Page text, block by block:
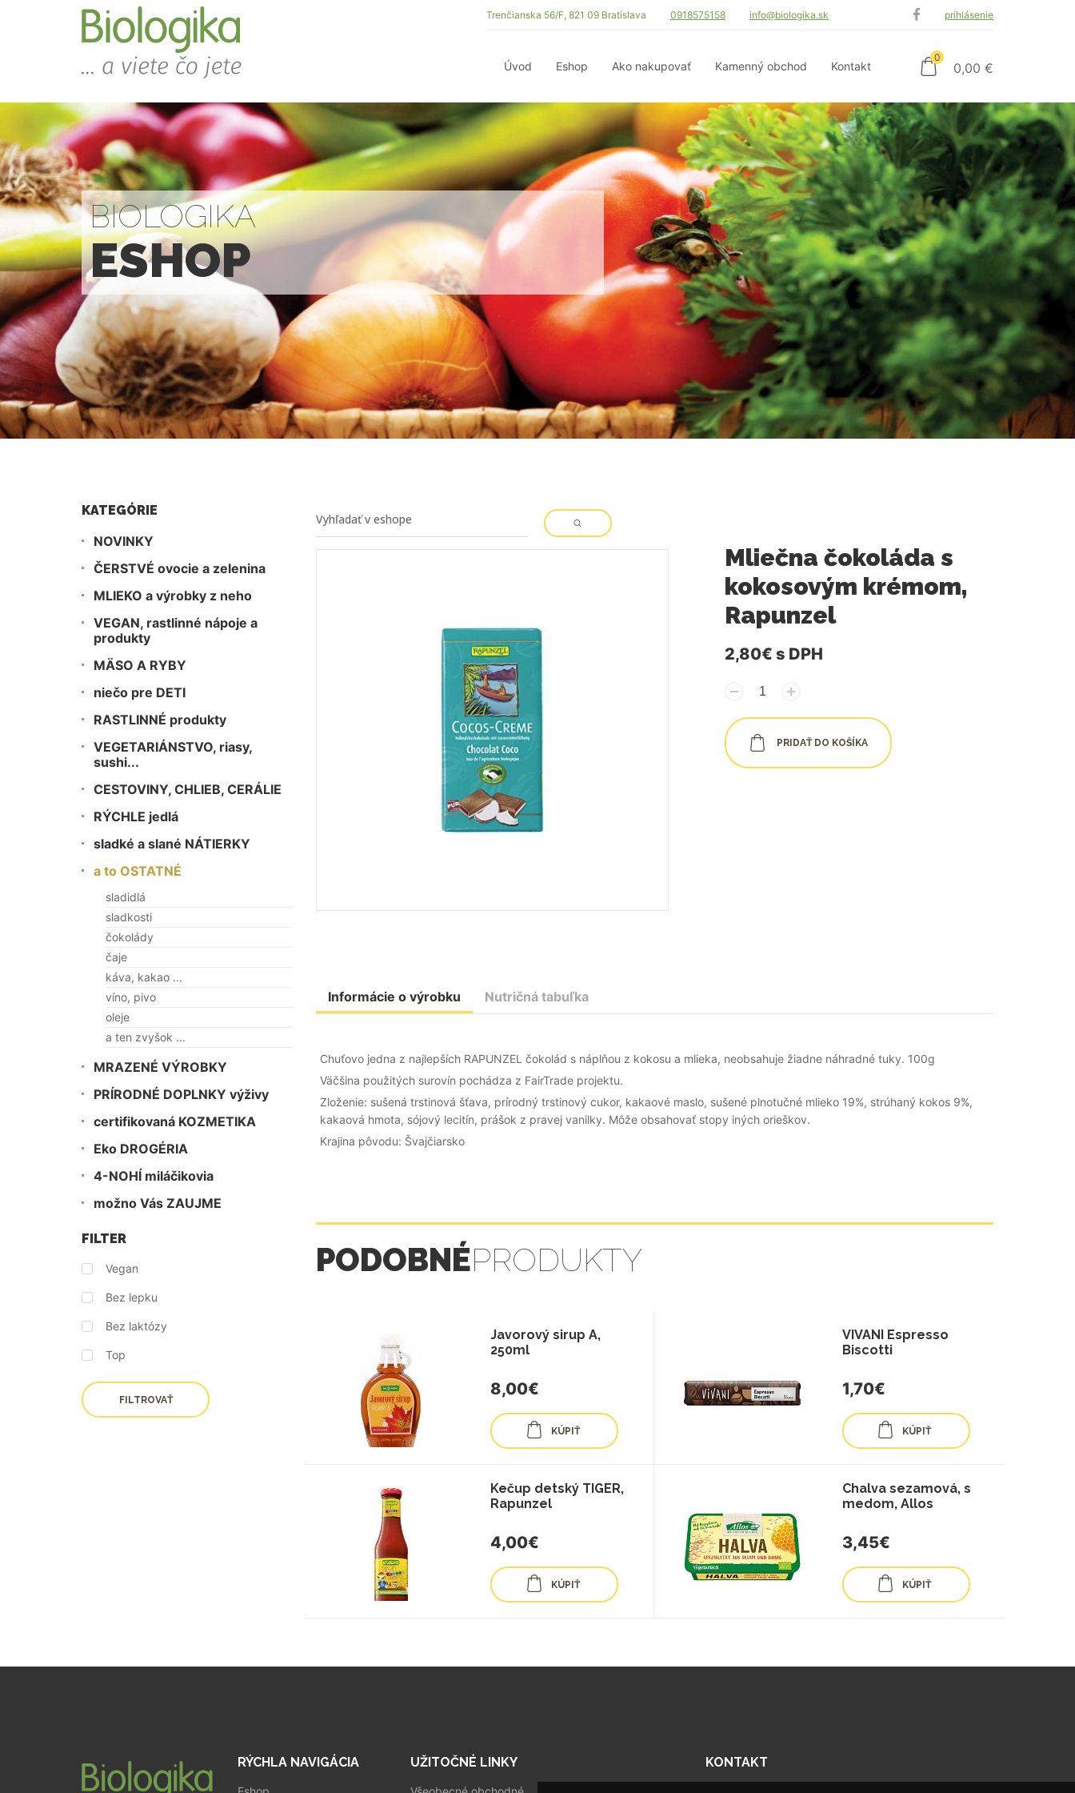
Úvod Eshop Ako nakupovať Kamenný obchod Kontakt
0
0,00 €
Trenčianska 56/F, 821 09 Bratislava 0918575158 info@biologika.sk prihlásenie
BIOLOGIKA
ESHOP
KATEGÓRIE
NOVINKY
ČERSTVÉ ovocie a zelenina
MLIEKO a výrobky z neho
VEGAN, rastlinné nápoje a
produkty
MÄSO A RYBY
niečo pre DETI
RASTLINNÉ produkty
VEGETARIÁNSTVO, riasy,
sushi...
CESTOVINY, CHLIEB, CERÁLIE
RÝCHLE jedlá
sladké a slané NÁTIERKY
a to OSTATNÉ
sladidlá
sladkosti
čokolády
čaje
káva, kakao ...
víno, pivo
oleje
a ten zvyšok ...
MRAZENÉ VÝROBKY
PRÍRODNÉ DOPLNKY výživy
certifikovaná KOZMETIKA
Eko DROGÉRIA
4-NOHÍ miláčikovia
možno Vás ZAUJME
FILTER
Vegan
Bez lepku
Bez laktózy
Top
FILTROVAŤ
Mliečna čokoláda s
kokosovým krémom,
Rapunzel
2,80€s DPH
PRIDAŤ DO KOŠÍKA
Informácie o výrobku Nutričná tabuľka
Chuťovo jedna z najlepších RAPUNZEL čokolád s náplňou z kokosu a mlieka, neobsahuje žiadne náhradné tuky. 100g
Väčšina použitých surovín pochádza z FairTrade projektu.
Zloženie: sušená trstinová šťava, prírodný trstinový cukor, kakaové maslo, sušené plnotučné mlieko 19%, strúhaný kokos 9%,
kakaová hmota, sójový lecitín, prášok z pravej vanilky. Môže obsahovať stopy iných orieškov.
Krajina pôvodu: Švajčiarsko
PODOBNÉPRODUKTY
Javorový sirup A,
250ml
8,00€
KÚPIŤ
VIVANI Espresso
Biscotti
1,70€
KÚPIŤ
Kečup detský TIGER,
Rapunzel
4,00€
KÚPIŤ
Chalva sezamová, s
medom, Allos
3,45€
KÚPIŤ
RÝCHLA NAVIGÁCIA UŽITOČNÉ LINKY KONTAKT